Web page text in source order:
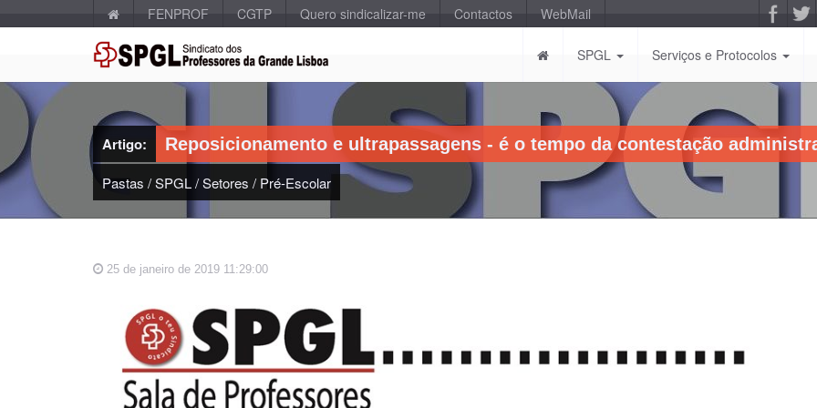
FENPROF CGTP Quero sindicalizar-me Contactos WebMail
SPGL Serviços e Protocolos
Artigo: Reposicionamento e ultrapassagens - é o tempo da contestação
Pastas /SPGL/Setores / Pré-Escolar
25 de janeiro de 2019 11:29:00